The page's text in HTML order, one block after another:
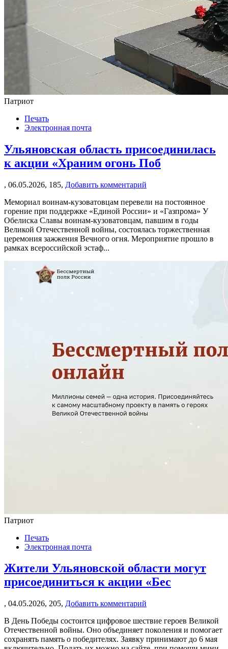
Патриот
Печать
Электронная почта
Ульяновская область присоединилась
к акции «Храним огонь Поб
, 06.05.2026, 185, Добавить комментарий
Мемориал воинам-кузоватовцам перевели на постоянное
горение при поддержке «Единой России» и «Газпрома» У
Обелиска Славы воинам-кузоватовцам, павшим в годы
Великой Отечественной войны, состоялась торжественная
церемония зажжения Вечного огня. Мероприятие прошло в
рамках всероссийской эстаф...
Патриот
Печать
Электронная почта
Жители Ульяновской области могут
присоединиться к акции «Бес
, 04.05.2026, 205, Добавить комментарий
В День Победы состоится цифровое шествие героев Великой
Отечественной войны. Оно объединяет поколения и помогает
сохранять память о победителях. Заявку принимают до 6 мая